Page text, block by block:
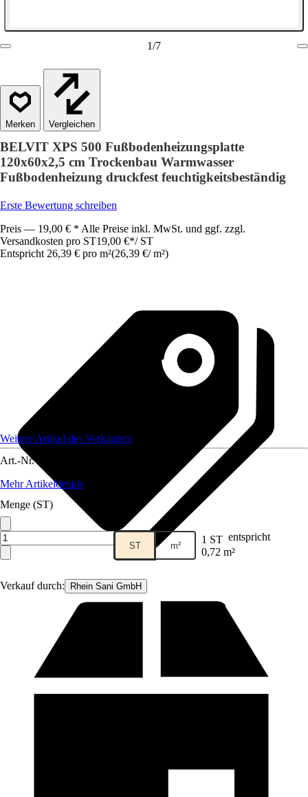
1/7
Vergleichen
BELVIT XPS 500 Fußbodenheizungsplatte
120x60x2,5 cm Trockenbau Warmwasser
Fußbodenheizung druckfest feuchtigkeitsbeständig
Erste Bewertung schreiben
Preis — 19,00 € * Alle Preise inkl. MwSt. und ggf. zzgl.
Versandkosten pro ST19,00 €*/ ST
Entspricht 26,39 € pro m²(26,39 €/ m²)
Verkauf durch: Rhein Sani GmbH
Weitere Artikel des Verkäufers
Art.-Nr.
Mehr Artikeldetails
Menge (ST)
ST m² 1 ST entspricht
0,72 m²